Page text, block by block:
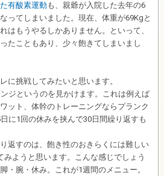
有酸素運動も、親爺が入院した去年の6
ってしまいました。現在、体重が69Kgと
はもうやるしかありません。といって、
たこともあり、少々飽きてしまいまし
に挑戦してみたいと思います。
ジというのを見かけます。これは例えば
ット、体幹のトレーニングならプランク
に1回の休みを挟んで30日間繰り返すも
返すのは、飽き性のおきらくには難しい
ようと思います。こんな感じでしょう
・腕・休み。これが1週間のメニュー。